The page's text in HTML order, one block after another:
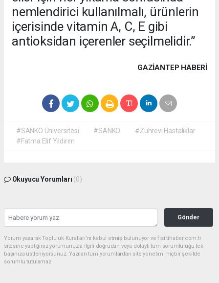
nemlendirici kullanılmalı, ürünlerin
içerisinde vitamin A, C, E gibi
antioksidan içerenler seçilmelidir.”
GAZIANTEP HABERİ
#SANKO Üniversitesi #SANKO
#Zührevi Hastalıklar
#Fatma Elif Yıldırım
Okuyucu Yorumları (0)
Gönder
Yorum yazarak Topluluk Kuralları’nı kabul etmiş bulunuyor ve fisiltihaber.com.tr
sitesine yaptığınız yorumunuzla ilgili doğrudan veya dolaylı tüm sorumluluğu tek
başınıza üstleniyorsunuz. Yazılan tüm yorumlardan site yönetimi hiçbir şekilde
sorumlu tutulamaz.